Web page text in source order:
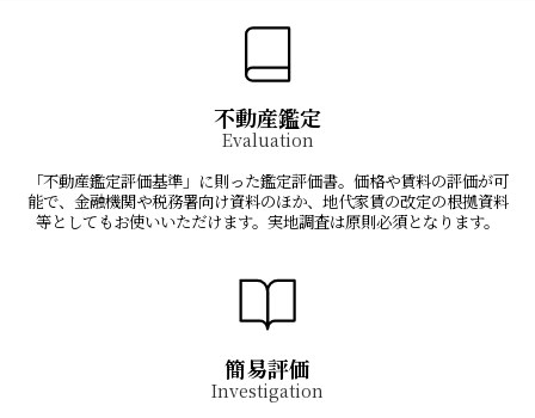
不動産鑑定
Evaluation
「不動産鑑定評価基準」に則った鑑定評価書。価格や賃料の評価が可
能で、金融機関や税務署向け資料のほか、地代家賃の改定の根拠資料
等としてもお使いいただけます。実地調査は原則必須となります。
簡易評価
Investigation